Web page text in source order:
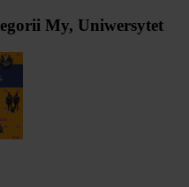
My, Uniwersytet